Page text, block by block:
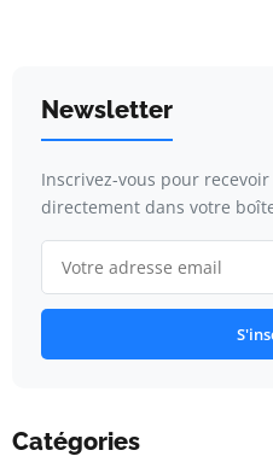
Newsletter
Inscrivez-vous pour
directement dans votre
Catégories